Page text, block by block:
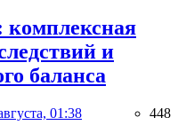
комплексная
и
баланса
01:38 448